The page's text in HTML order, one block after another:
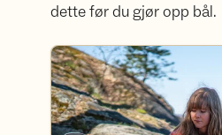
dette før du gjør opp bål.
Slik tenner du bål